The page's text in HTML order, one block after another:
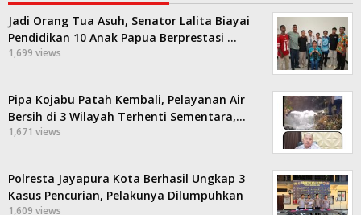
Jadi Orang Tua Asuh, Senator Lalita Biayai
Pendidikan 10 Anak Papua Berprestasi …
1,699 views
Pipa Kojabu Patah Kembali, Pelayanan Air
Bersih di 3 Wilayah Terhenti Sementara,…
1,671 views
Polresta Jayapura Kota Berhasil Ungkap 3
Kasus Pencurian, Pelakunya Dilumpuhkan
1,609 views